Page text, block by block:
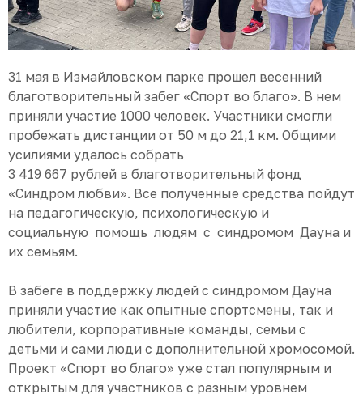
31 мая в Измайловском парке прошел весенний
благотворительный забег «Спорт во благо». В нем
приняли участие 1000 человек. Участники смогли
пробежать дистанции от 50 м до 21,1 км. Общими
усилиями удалось собрать
3 419 667 рублей в благотворительный фонд
«Синдром любви». Все полученные средства пойдут
на педагогическую, психологическую и
социальную помощь людям с синдромом Дауна и
их семьям.
В забеге в поддержку людей с синдромом Дауна
приняли участие как опытные спортсмены, так и
любители, корпоративные команды, семьи с
детьми и сами люди с дополнительной хромосомой.
Проект «Спорт во благо» уже стал популярным и
открытым для участников с разным уровнем